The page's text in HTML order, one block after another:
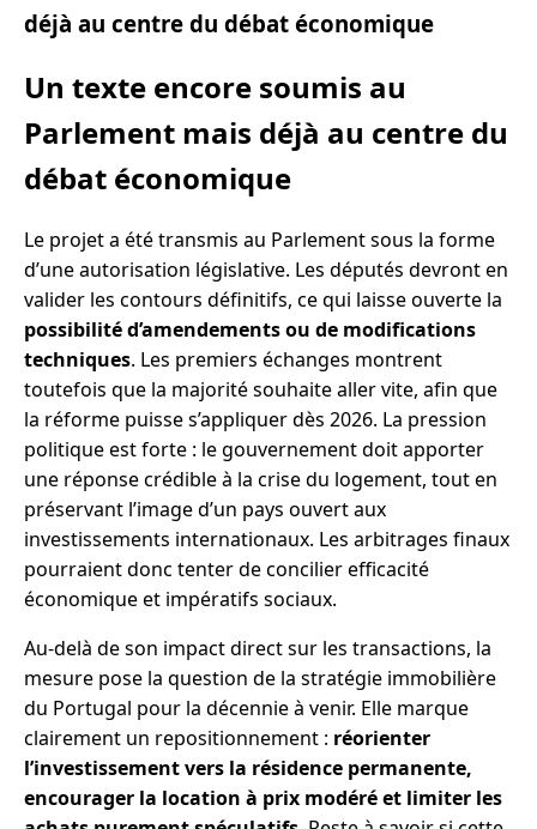
déjà au centre du débat économique
Un texte encore soumis au
Parlement mais déjà au centre du
débat économique
Le projet a été transmis au Parlement sous la forme
d’une autorisation législative. Les députés devront en
valider les contours définitifs, ce qui laisse ouverte la
possibilité d’amendements ou de modifications
techniques. Les premiers échanges montrent
toutefois que la majorité souhaite aller vite, afin que
la réforme puisse s’appliquer dès 2026. La pression
politique est forte : le gouvernement doit apporter
une réponse crédible à la crise du logement, tout en
préservant l’image d’un pays ouvert aux
investissements internationaux. Les arbitrages finaux
pourraient donc tenter de concilier efficacité
économique et impératifs sociaux.
Au-delà de son impact direct sur les transactions, la
mesure pose la question de la stratégie immobilière
du Portugal pour la décennie à venir. Elle marque
clairement un repositionnement : réorienter
l’investissement vers la résidence permanente,
encourager la location à prix modéré et limiter les